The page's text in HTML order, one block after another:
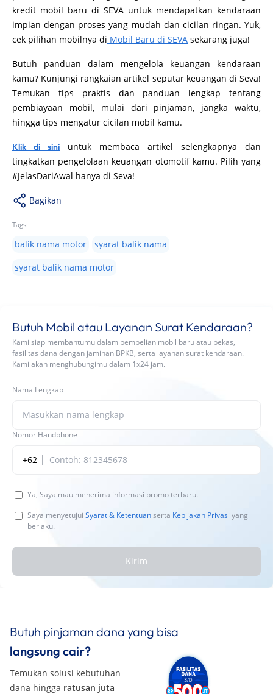
kredit mobil baru di SEVA untuk mendapatkan kendaraan
impian dengan proses yang mudah dan cicilan ringan. Yuk,
cek pilihan mobilnya di Mobil Baru di SEVA sekarang juga!
Butuh panduan dalam mengelola keuangan kendaraan
kamu? Kunjungi rangkaian artikel seputar keuangan di Seva!
Temukan tips praktis dan panduan lengkap tentang
pembiayaan mobil, mulai dari pinjaman, jangka waktu,
hingga tips mengatur cicilan mobil kamu.
Klik di sini untuk membaca artikel selengkapnya dan
tingkatkan pengelolaan keuangan otomotif kamu. Pilih yang
#JelasDariAwal hanya di Seva!
Bagikan
Tags:
balik nama motor
syarat balik nama
syarat balik nama motor
Butuh Mobil atau Layanan Surat Kendaraan?
Kami siap membantumu dalam pembelian mobil baru atau bekas,
fasilitas dana dengan jaminan BPKB, serta layanan surat kendaraan.
Kami akan menghubungimu dalam 1x24 jam.
Nama Lengkap
Nomor Handphone
+62
Ya, Saya mau menerima informasi promo terbaru.
Saya menyetujui Syarat & Ketentuanserta Kebijakan Privasi yang
berlaku.
Kirim
Butuh pinjaman dana yang bisa
langsung cair?
Temukan solusi kebutuhan
dana hingga ratusan juta